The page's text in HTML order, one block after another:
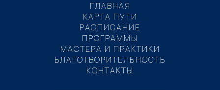
ГЛАВНАЯ
КАРТА ПУТИ
РАСПИСАНИЕ
ПРОГРАММЫ
МАСТЕРА И ПРАКТИКИ
БЛАГОТВОРИТЕЛЬНОСТЬ
КОНТАКТЫ